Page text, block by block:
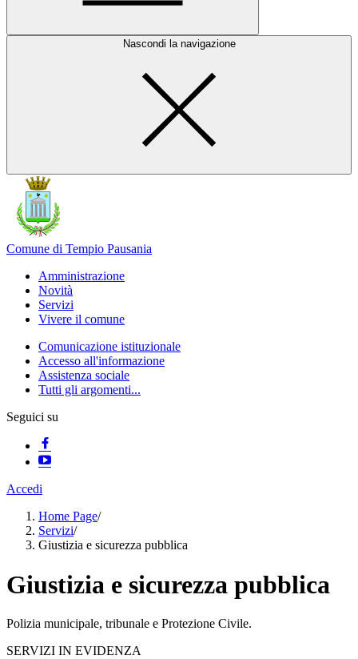
Nascondi la navigazione
Comune di Tempio Pausania
Amministrazione
Novità
Servizi
Vivere il comune
Comunicazione istituzionale
Accesso all'informazione
Assistenza sociale
Tutti gli argomenti...
Seguici su
Accedi
Home Page/
Servizi/
Giustizia e sicurezza pubblica
Giustizia e sicurezza pubblica
Polizia municipale, tribunale e Protezione Civile.
SERVIZI IN EVIDENZA